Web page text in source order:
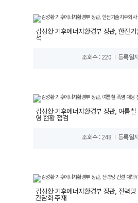
김성환 기후에너지환경부 장관, 한전
석
조회수 : 220 등록일
김성환 기후에너지환경부 장관, 여름
영 현황 점검
조회수 : 248 등록일
김성환 기후에너지환경부 장관, 전력
간담회 주재